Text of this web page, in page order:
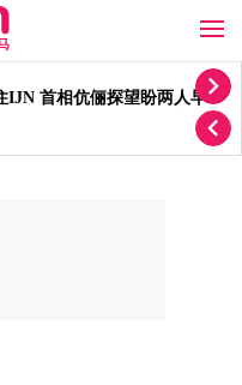
球宣布加入全民党